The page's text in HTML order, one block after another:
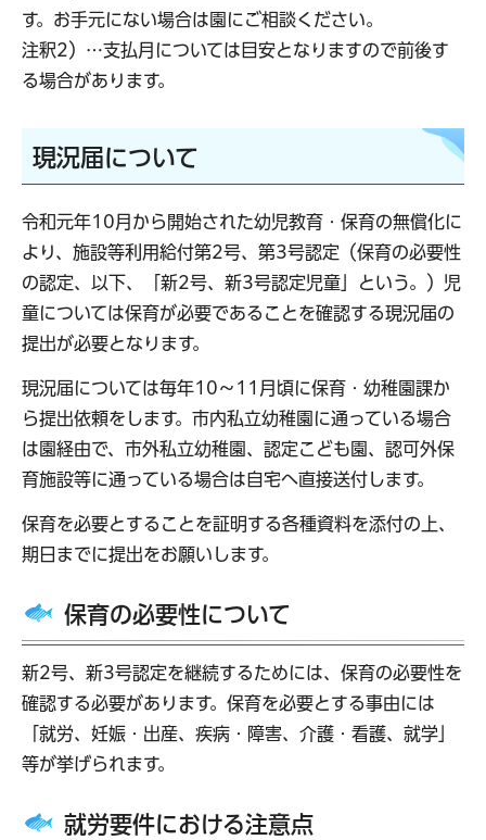
す。お手元にない場合は園にご相談ください。
注釈2）…支払月については目安となりますので前後す
る場合があります。
現況届について
令和元年10月から開始された幼児教育・保育の無償化に
より、施設等利用給付第2号、第3号認定（保育の必要性
の認定、以下、「新2号、新3号認定児童」という。）児
童については保育が必要であることを確認する現況届の
提出が必要となります。
現況届については毎年10～11月頃に保育・幼稚園課か
ら提出依頼をします。市内私立幼稚園に通っている場合
は園経由で、市外私立幼稚園、認定こども園、認可外保
育施設等に通っている場合は自宅へ直接送付します。
保育を必要とすることを証明する各種資料を添付の上、
期日までに提出をお願いします。
保育の必要性について
新2号、新3号認定を継続するためには、保育の必要性を
確認する必要があります。保育を必要とする事由には
「就労、妊娠・出産、疾病・障害、介護・看護、就学」
等が挙げられます。
就労要件における注意点